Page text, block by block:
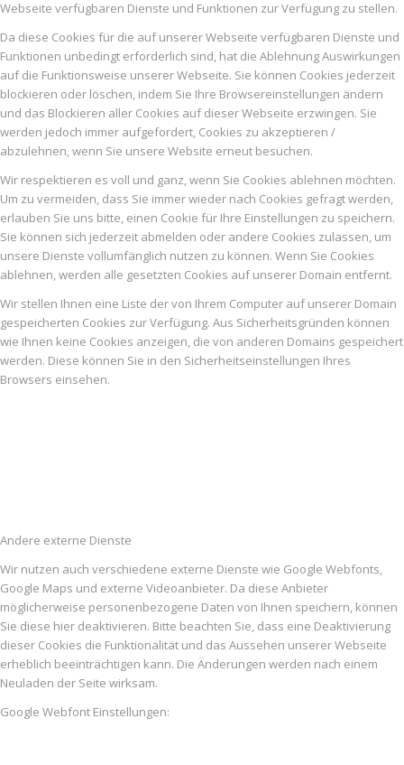
Webseite verfügbaren Dienste und Funktionen zur Verfügung zu stellen.
Da diese Cookies für die auf unserer Webseite verfügbaren Dienste und
Funktionen unbedingt erforderlich sind, hat die Ablehnung Auswirkungen
auf die Funktionsweise unserer Webseite. Sie können Cookies jederzeit
blockieren oder löschen, indem Sie Ihre Browsereinstellungen ändern
und das Blockieren aller Cookies auf dieser Webseite erzwingen. Sie
werden jedoch immer aufgefordert, Cookies zu akzeptieren /
abzulehnen, wenn Sie unsere Website erneut besuchen.
Wir respektieren es voll und ganz, wenn Sie Cookies ablehnen möchten.
Um zu vermeiden, dass Sie immer wieder nach Cookies gefragt werden,
erlauben Sie uns bitte, einen Cookie für Ihre Einstellungen zu speichern.
Sie können sich jederzeit abmelden oder andere Cookies zulassen, um
unsere Dienste vollumfänglich nutzen zu können. Wenn Sie Cookies
ablehnen, werden alle gesetzten Cookies auf unserer Domain entfernt.
Wir stellen Ihnen eine Liste der von Ihrem Computer auf unserer Domain
gespeicherten Cookies zur Verfügung. Aus Sicherheitsgründen können
wie Ihnen keine Cookies anzeigen, die von anderen Domains gespeichert
werden. Diese können Sie in den Sicherheitseinstellungen Ihres
Browsers einsehen.
Andere externe Dienste
Wir nutzen auch verschiedene externe Dienste wie Google Webfonts,
Google Maps und externe Videoanbieter. Da diese Anbieter
möglicherweise personenbezogene Daten von Ihnen speichern, können
Sie diese hier deaktivieren. Bitte beachten Sie, dass eine Deaktivierung
dieser Cookies die Funktionalität und das Aussehen unserer Webseite
erheblich beeinträchtigen kann. Die Änderungen werden nach einem
Neuladen der Seite wirksam.
Google Webfont Einstellungen: